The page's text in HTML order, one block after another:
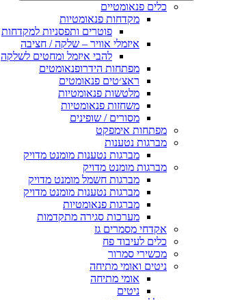
כלים פנאומטיים
מקדחות פנאומטיות
פוטרים ותפסניות למקדחות
איזמלי אוויר – שלקה / חציבה
להבי איזמל ומחטים לשלקה
מפתחות הידרופנאומטים
ראצ׳טים פנאומטים
מלטשות פנאומטיות
משחזות פנאומטיות
מסורים / שופינים
מפתחות אימפקט
מברגות נטענות
מברגות נטענות מומנט מדויק
מברגות מומנט מדויק
מברגות חשמל מומנט מדויק
מברגות נטענות מומנט מדויק
מברגות פנאומטיות
מערכות סגירה מתקדמות
אקדחי מסמרים גז
כלים לעיבוד פח
מכשירי סמרור
ניטים ואומי מתיחה
אומי מתיחה
ניטים